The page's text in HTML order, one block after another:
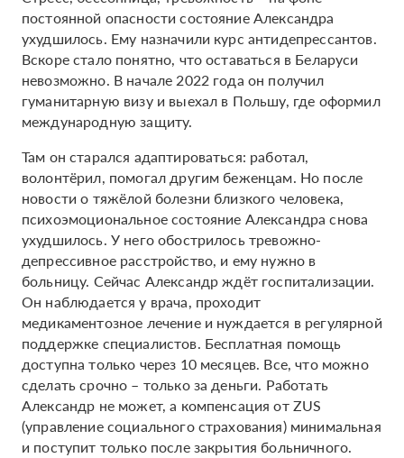
постоянной опасности состояние Александра
ухудшилось. Ему назначили курс антидепрессантов.
Вскоре стало понятно, что оставаться в Беларуси
невозможно. В начале 2022 года он получил
гуманитарную визу и выехал в Польшу, где оформил
международную защиту.
Там он старался адаптироваться: работал,
волонтёрил, помогал другим беженцам. Но после
новости о тяжёлой болезни близкого человека,
психоэмоциональное состояние Александра снова
ухудшилось. У него обострилось тревожно-
депрессивное расстройство, и ему нужно в
больницу. Сейчас Александр ждёт госпитализации.
Он наблюдается у врача, проходит
медикаментозное лечение и нуждается в регулярной
поддержке специалистов. Бесплатная помощь
доступна только через 10 месяцев. Все, что можно
сделать срочно – только за деньги. Работать
Александр не может, а компенсация от ZUS
(управление социального страхования) минимальная
и поступит только после закрытия больничного.